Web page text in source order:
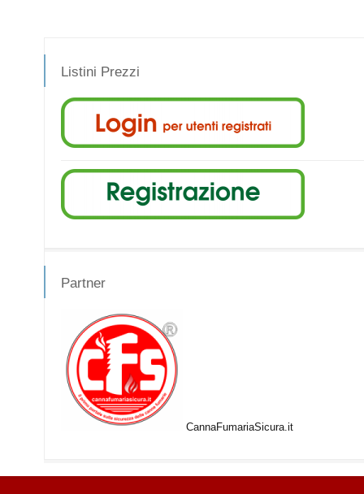
Listini Prezzi
Partner
CannaFumariaSicura.it